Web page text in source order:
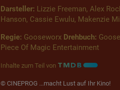
Darsteller: Lizzie Freeman, Alex
Hanson, Cassie Ewulu, Makenzie
Regie: Gooseworx Drehbuch:
Piece Of Magic Entertainment
Inhalte zum Teil von
© CINEPROG ...macht Lust auf Ihr Kino!